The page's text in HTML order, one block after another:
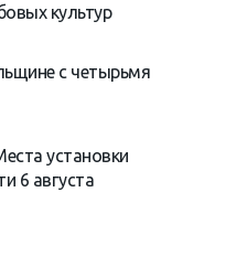
культур
с четырьмя
установки
6 августа